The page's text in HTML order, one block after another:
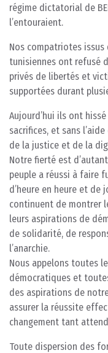
régime dictatorial de
l’entouraient.
Nos compatriotes
tunisiennes ont refusé
privés de libertés et
supportées durant
Aujourd’hui ils ont
sacrifices, et sans
de la justice et de la
Notre fierté est
peuple a réussi à faire
d’heure en heure et
continuent de montrer
leurs aspirations de
de solidarité, de
l’anarchie.
Nous appelons toutes
démocratiques et
des aspirations de
assurer la réussite
changement tant
Toute dispersion des